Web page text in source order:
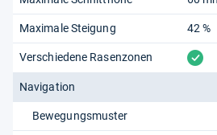
Maximale Steigung 42 %
Verschiedene Rasenzonen vorhanden
Navigation
Bewegungsmuster